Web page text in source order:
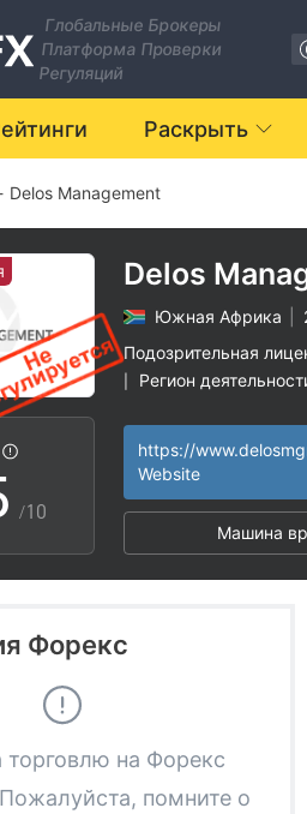
Глобальные Брокеры
Платформа Проверки
Регуляций
Раскрыть
Delos Management
/10
Delos
Южная Африка
Подозрительная
Регион
https://
Website
Машина
Форекс
торговлю на Форекс
помните о